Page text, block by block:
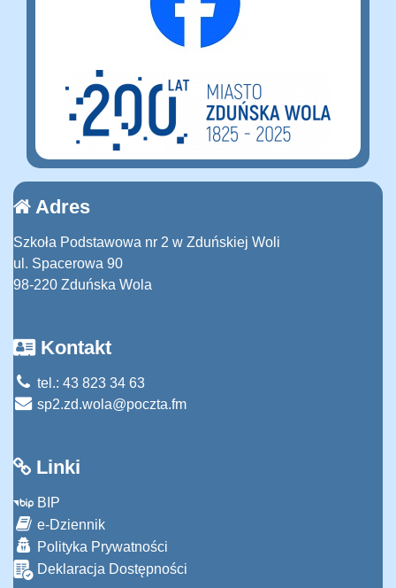
Adres
Szkoła Podstawowa nr 2 w Zduńskiej Woli
ul. Spacerowa 90
98-220 Zduńska Wola
Kontakt
tel.: 43 823 34 63
sp2.zd.wola@poczta.fm
Linki
BIP
e-Dziennik
Polityka Prywatności
Deklaracja Dostępności